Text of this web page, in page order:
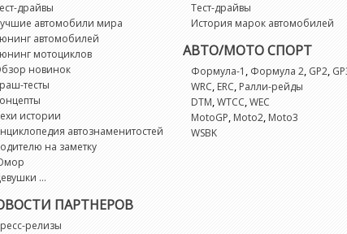
драйвы
автомобили мира
автомобилей
мотоциклов
новинок
тесты
истории
автознаменитостей
на заметку
...
ПАРТНЕРОВ
релизы
Тест-драйвы
История марок автомобилей
АВТО/МОТО СПОРТ
Формула-1 , Формула 2, GP2,
WRC,ERC,Ралли-рейды
DTM,WTCC,WEC
MotoGP,Moto2,Moto3
WSBK